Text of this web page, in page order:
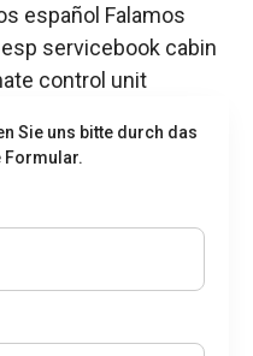
español Falamos
servicebook cabin
control unit
Sie uns bitte durch das
Formular.